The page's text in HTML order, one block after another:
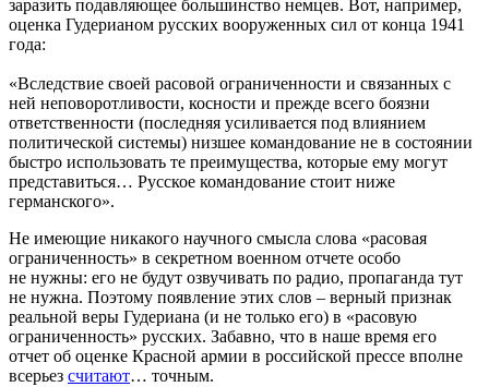
заразить подавляющее большинство немцев. Вот, например,
оценка Гудерианом русских вооруженных сил от конца 1941
года:
«Вследствие своей расовой ограниченности и связанных с
ней неповоротливости, косности и прежде всего боязни
ответственности (последняя усиливается под влиянием
политической системы) низшее командование не в состоянии
быстро использовать те преимущества, которые ему могут
представиться… Русское командование стоит ниже
германского».
Не имеющие никакого научного смысла слова «расовая
ограниченность» в секретном военном отчете особо
не нужны: его не будут озвучивать по радио, пропаганда тут
не нужна. Поэтому появление этих слов – верный признак
реальной веры Гудериана (и не только его) в «расовую
ограниченность» русских. Забавно, что в наше время его
отчет об оценке Красной армии в российской прессе вполне
всерьез считают… точным.